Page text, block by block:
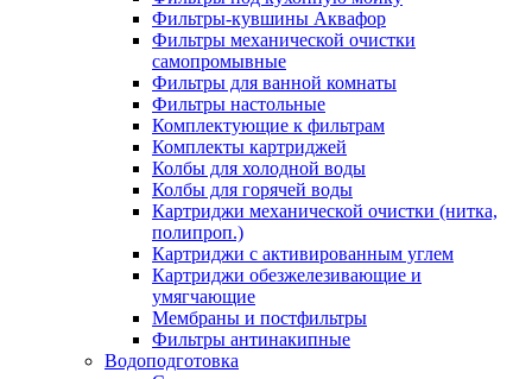
Фильтры-кувшины Аквафор
Фильтры механической очистки
самопромывные
Фильтры для ванной комнаты
Фильтры настольные
Комплектующие к фильтрам
Комплекты картриджей
Колбы для холодной воды
Колбы для горячей воды
Картриджи механической очистки (нитка,
полипроп.)
Картриджи с активированным углем
Картриджи обезжелезивающие и
умягчающие
Мембраны и постфильтры
Фильтры антинакипные
Водоподготовка